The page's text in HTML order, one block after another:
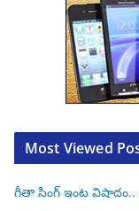
Most Viewed
గీతా సింగ్ ఇంట విషాదం..